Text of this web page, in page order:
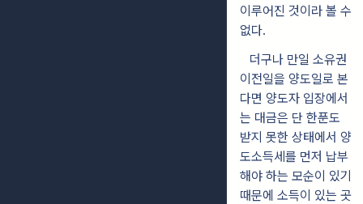
이루어진 것이라 볼 수
없다.
더구나 만일 소유권
이전일을 양도일로 본
다면 양도자 입장에서
는 대금은 단 한푼도
받지 못한 상태에서 양
도소득세를 먼저 납부
해야 하는 모순이 있기
때문에 소득이 있는 곳